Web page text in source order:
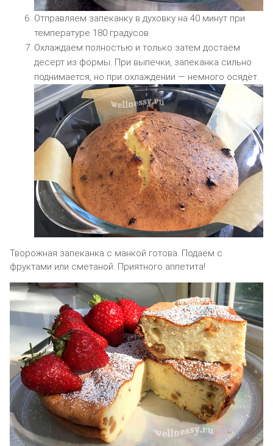
Отправляем запеканку в духовку на 40 минут при
температуре 180 градусов.
Охлаждаем полностью и только затем достаём
десерт из формы. При выпечки, запеканка сильно
поднимается, но при охлаждении — немного осядет.
Творожная запеканка с манкой готова. Подаём с
фруктами или сметаной. Приятного аппетита!